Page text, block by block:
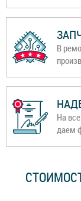
В
На
даем